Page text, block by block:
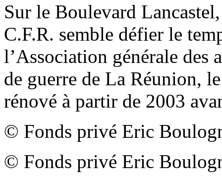
Sur le Boulevard
C.F.R. semble défier le
l’Association générale des
de guerre de La Réunion,
rénové à partir de 2003
© Fonds privé Eric
© Fonds privé Eric